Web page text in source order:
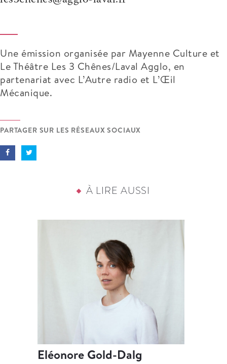
Une émission organisée par Mayenne Culture et
Le Théâtre Les 3 Chênes/Laval Agglo, en
partenariat avec L’Autre radio et L’Œil
Mécanique.
PARTAGER SUR LES RÉSEAUX SOCIAUX
À LIRE AUSSI
Eléonore Gold-Dalg